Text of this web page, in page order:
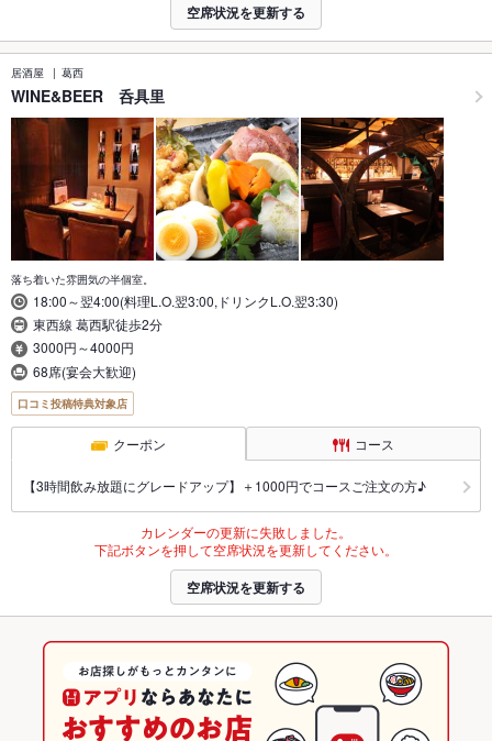
空席状況を更新する
居酒屋 葛西
WINE&BEER 呑具里
落ち着いた雰囲気の半個室。
18:00～翌4:00(料理L.O.翌3:00,ドリンクL.O.翌3:30)
東西線 葛西駅徒歩2分
3000円～4000円
68席(宴会大歓迎)
口コミ投稿特典対象店
クーポン コース
【3時間飲み放題にグレードアップ】＋1000円でコースご注文の方♪
カレンダーの更新に失敗しました。
下記ボタンを押して空席状況を更新してください。
空席状況を更新する